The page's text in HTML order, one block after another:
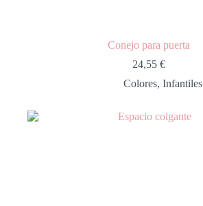
Conejo para puerta
24,55€
Colores, Infantiles